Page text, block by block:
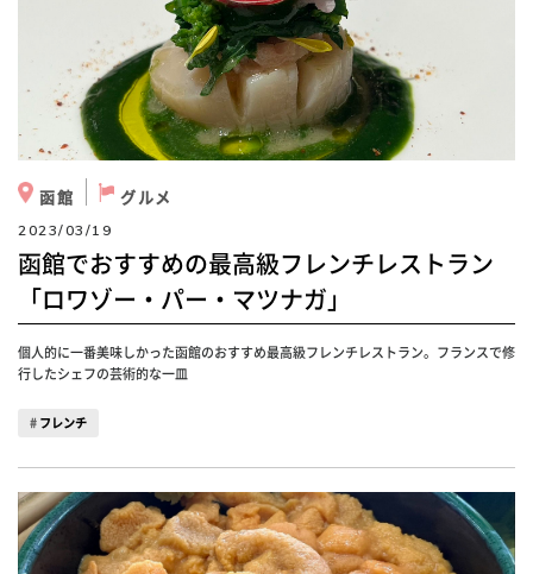
函館 グルメ
2023/03/19
函館でおすすめの最高級フレンチレストラン
「ロワゾー・パー・マツナガ」
個人的に一番美味しかった函館のおすすめ最高級フレンチレストラン。フランスで修
行したシェフの芸術的な一皿
フレンチ